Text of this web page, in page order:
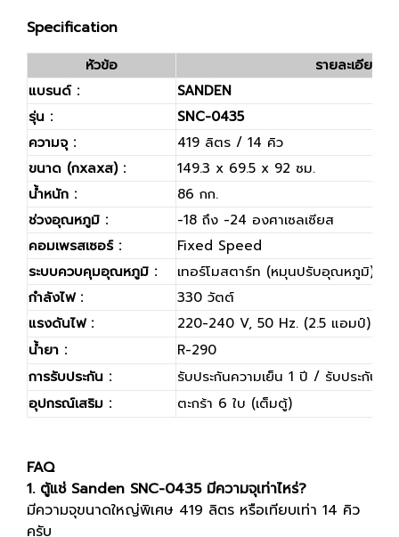
Specification
หัวข้อ
รายละเอียด
แบรนด์ :
SANDEN
รุ่น :
SNC-0435
ความจุ :
419 ลิตร / 14 คิว
ขนาด (กxลxส) :
149.3 x 69.5 x 92 ซม.
น้ำหนัก :
86 กก.
ช่วงอุณหภูมิ :
-18 ถึง -24 องศาเซลเซียส
คอมเพรสเซอร์ :
Fixed Speed
ระบบควบคุมอุณหภูมิ :
เทอร์โมสตาร์ท (หมุนปรับอุณหภูมิ)
กำลังไฟ :
330 วัตต์
แรงดันไฟ :
220-240 V, 50 Hz. (2.5 แอมป์)
น้ำยา :
R-290
การรับประกัน :
รับประกันความเย็น 1 ปี / รับประกันค
อุปกรณ์เสริม :
ตะกร้า 6 ใบ (เต็มตู้)
FAQ
1. ตู้แช่ Sanden SNC-0435 มีความจุเท่าไหร่?
มีความจุขนาดใหญ่พิเศษ 419 ลิตร หรือเทียบเท่า 14 คิว
ครับ